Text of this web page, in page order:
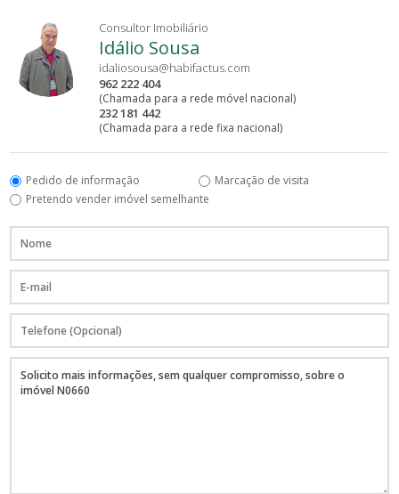
Consultor Imobiliário
Idálio Sousa
idaliosousa@habifactus.com
962 222 404
(Chamada para a rede móvel nacional)
232 181 442
(Chamada para a rede fixa nacional)
Pedido de informação
Marcação de visita
Pretendo vender imóvel semelhante